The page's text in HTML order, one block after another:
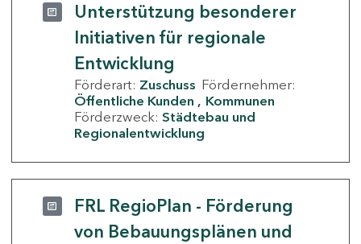
Unterstützung besonderer
Initiativen für regionale
Entwicklung
Förderart: Zuschuss Fördernehmer:
Öffentliche Kunden
Kommunen
Förderzweck: Städtebau und
Regionalentwicklung
FRL RegioPlan - Förderung
von Bebauungsplänen und